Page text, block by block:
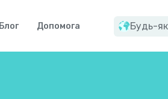
Блог Допомога Будь-